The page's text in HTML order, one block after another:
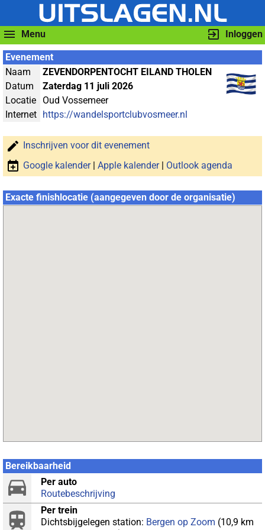
Menu Inloggen
Evenement
Naam
ZEVENDORPENTOCHT EILAND THOLEN
Datum
Zaterdag 11 juli 2026
Locatie
Oud Vossemeer
Internet https://wandelsportclubvosmeer.nl
Inschrijven voor dit evenement
Google kalender| Apple kalender| Outlook agenda
Exacte finishlocatie (aangegeven door de organisatie)
Bereikbaarheid
Per auto
Routebeschrijving
Per trein
Dichtsbijgelegen station: Bergen op Zoom (10,9 km